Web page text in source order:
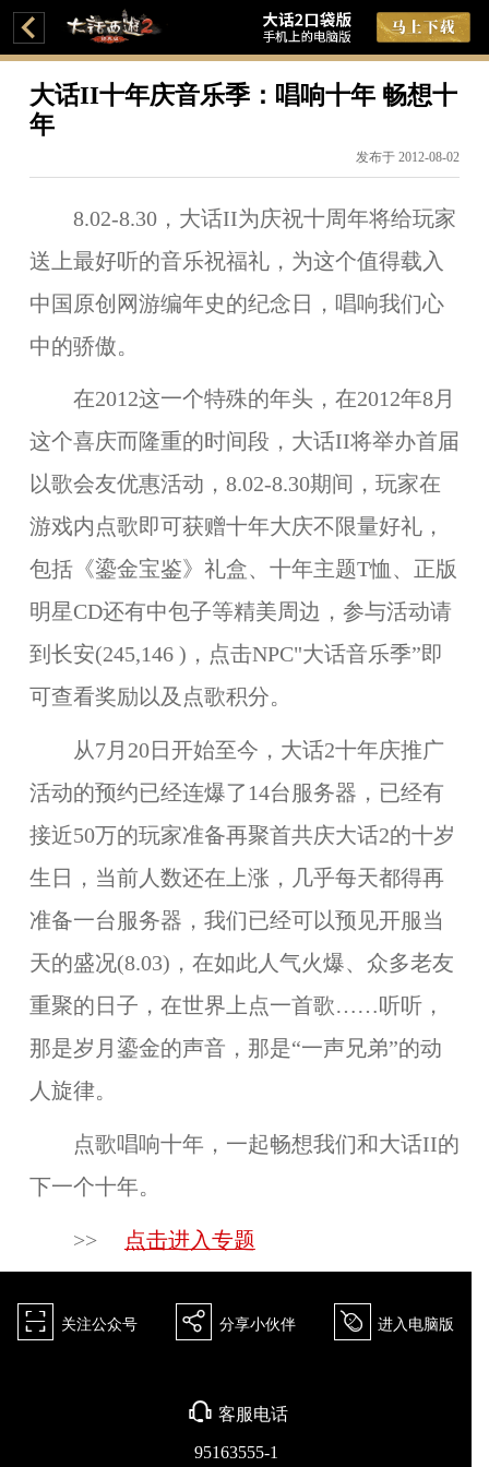
大话II十年庆音乐季：唱响十年 畅想十
年
发布于 2012-08-02
8.02-8.30，大话II为庆祝十周年将给玩家
送上最好听的音乐祝福礼，为这个值得载入
中国原创网游编年史的纪念日，唱响我们心
中的骄傲。
在2012这一个特殊的年头，在2012年8月
这个喜庆而隆重的时间段，大话II将举办首届
以歌会友优惠活动，8.02-8.30期间，玩家在
游戏内点歌即可获赠十年大庆不限量好礼，
包括《鎏金宝鉴》礼盒、十年主题T恤、正版
明星CD还有中包子等精美周边，参与活动请
到 长安(245,146 ) ，点击NPC"大话音乐季”即
可查看奖励以及点歌积分。
从7月20日开始至今，大话2十年庆推广
活动的预约已经连爆了14台服务器，已经有
接近50万的玩家准备再聚首共庆大话2的十岁
生日，当前人数还在上涨，几乎每天都得再
准备一台服务器，我们已经可以预见开服当
天的盛况(8.03)，在如此人气火爆、众多老友
重聚的日子，在世界上点一首歌……听听，
那是岁月鎏金的声音，那是“一声兄弟”的动
人旋律。
点歌唱响十年，一起畅想我们和大话II的
下一个十年。
>> 点击进入专题
򰀁 关注公众号 򰀂 分享小伙伴 򰀄 进入电脑版
򰀃 客服电话
95163555-1